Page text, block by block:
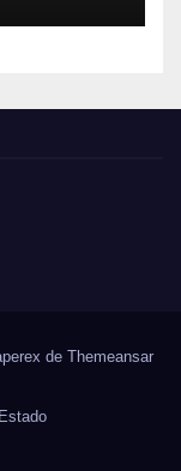
de Themeansar
Estado